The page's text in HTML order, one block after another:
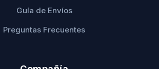
Guía de Envíos
Preguntas Frecuentes